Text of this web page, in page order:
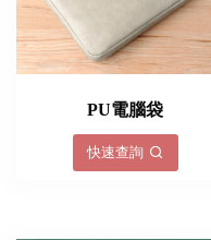
PU電腦袋
快速查詢